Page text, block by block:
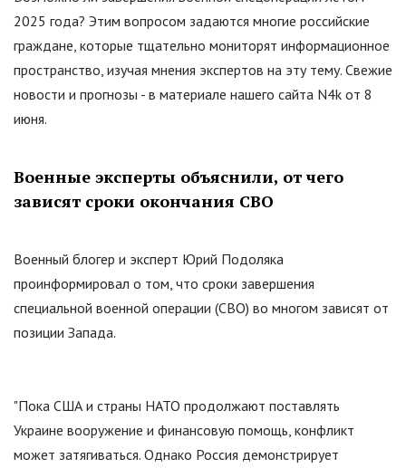
2025 года? Этим вопросом задаются многие российские
граждане, которые тщательно мониторят информационное
пространство, изучая мнения экспертов на эту тему. Свежие
новости и прогнозы - в материале нашего сайта N4k от 8
июня.
Военные эксперты объяснили, от чего
зависят сроки окончания СВО
Военный блогер и эксперт Юрий Подоляка
проинформировал о том, что сроки завершения
специальной военной операции (СВО) во многом зависят от
позиции Запада.
"Пока США и страны НАТО продолжают поставлять
Украине вооружение и финансовую помощь, конфликт
может затягиваться. Однако Россия демонстрирует